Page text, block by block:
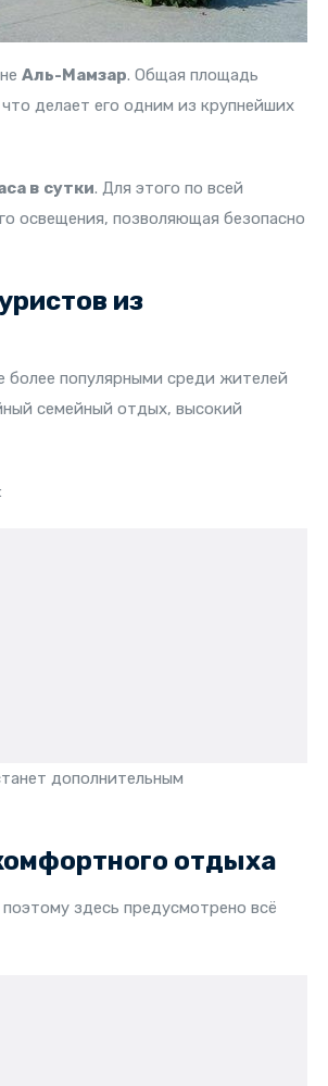
Аль-Мамзар. Общая площадь
что делает его одним из крупнейших
в сутки. Для этого по всей
освещения, позволяющая безопасно
из
более популярными среди жителей
семейный отдых, высокий
дополнительным
отдыха
здесь предусмотрено всё